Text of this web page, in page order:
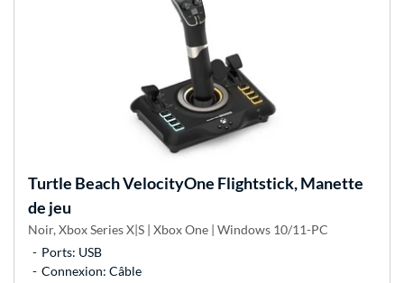
Turtle BeachVelocityOne Flightstick, Manette
de jeu
Noir, Xbox Series X|S | Xbox One | Windows 10/11-PC
Ports: USB
Connexion: Câble